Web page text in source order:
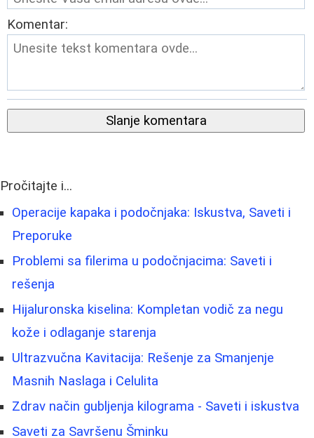
Komentar:
Slanje komentara
Pročitajte i...
Operacije kapaka i podočnjaka: Iskustva, Saveti i
Preporuke
Problemi sa filerima u podočnjacima: Saveti i
rešenja
Hijaluronska kiselina: Kompletan vodič za negu
kože i odlaganje starenja
Ultrazvučna Kavitacija: Rešenje za Smanjenje
Masnih Naslaga i Celulita
Zdrav način gubljenja kilograma - Saveti i iskustva
Saveti za Savršenu Šminku